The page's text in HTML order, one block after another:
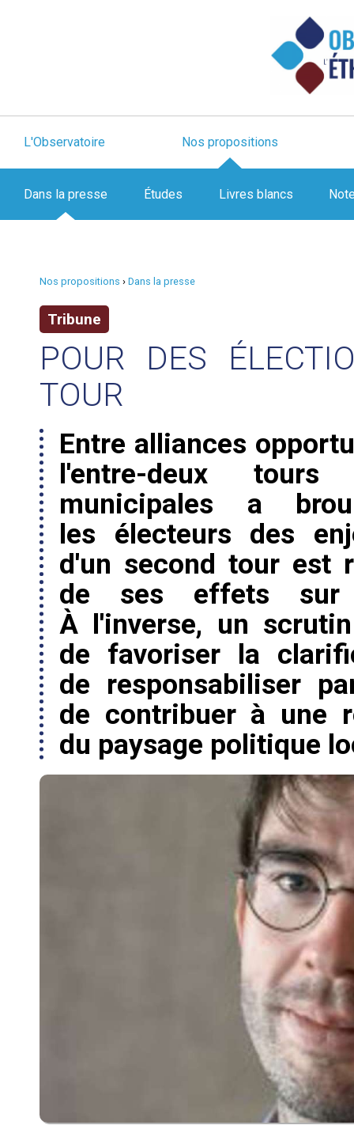
L'Observatoire Nos propositions
Dans la presse Études Livres blancs
Nos propositions › Dans la presse
Tribune
POUR DES
TOUR
Entre alliances
l'entre-deux
municipales a
les électeurs des
d'un second tour est
de ses effets sur
À l'inverse, un
de favoriser la
de responsabiliser
de contribuer à une
du paysage politique